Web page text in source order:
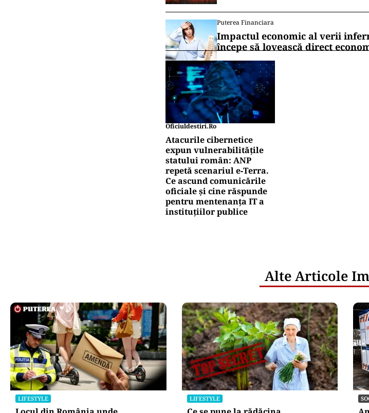
Puterea Financiara
Impactul economic al verii
începe să lovească direct
Oficiuldestiri.ro
Atacurile cibernetice
expun vulnerabilitățile
statului român: ANP
repetă scenariul e‑Terra.
Ce ascund comunicările
oficiale și cine răspunde
pentru mentenanța IT a
instituțiilor publice
Alte Articole
LIFESTYLE LIFESTYLE